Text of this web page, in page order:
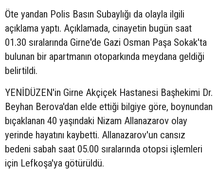
Öte yandan Polis Basın Subaylığı da olayla ilgili
açıklama yaptı. Açıklamada, cinayetin bugün saat
01.30 sıralarında Girne'de Gazi Osman Paşa Sokak'ta
bulunan bir apartmanın otoparkında meydana geldiği
belirtildi.
YENİDÜZEN'in Girne Akçiçek Hastanesi Başhekimi Dr.
Beyhan Berova'dan elde ettiği bilgiye göre, boynundan
bıçaklanan 40 yaşındaki Nizam Allanazarov olay
yerinde hayatını kaybetti. Allanazarov'un cansız
bedeni sabah saat 05.00 sıralarında otopsi işlemleri
için Lefkoşa'ya götürüldü.